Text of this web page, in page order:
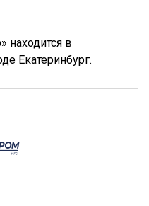
находится в
Екатеринбург.